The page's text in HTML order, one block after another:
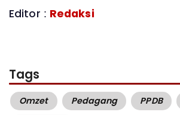
Editor : Redaksi
Tags
Omzet Pedagang PPDB